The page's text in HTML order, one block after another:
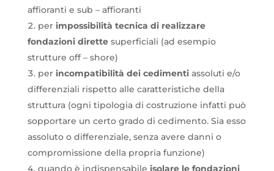
affioranti e sub – affioranti
perimpossibilità tecnica di realizzare
fondazioni direttesuperficiali (ad esempio
strutture off – shore)
per incompatibilità dei cedimentiassoluti e/o
differenziali rispetto alle caratteristiche della
struttura (ogni tipologia di costruzione infatti può
sopportare un certo grado di cedimento. Sia esso
assoluto o differenziale, senza avere danni o
compromissione della propria funzione)
quando è indispensabile isolare le fondazioni